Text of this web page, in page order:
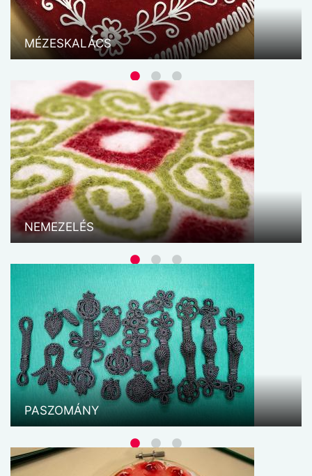
MÉZESKALÁCS
NEMEZELÉS
PASZOMÁNY
hagyománya volt. Ezt újítja meg, korszerűsíti és
saját tervei alapján készíti alkotónk. Többféle, a
hagyományból ismert mintát mutat be, ismertetve
a hordozó ...
SZÉPÍRÁS ÉS VÍZFESTÉS
A kalligráfia és az akvarell nem csupán művészeti
technikák – hanem egyfajta lelassulás, önkifejezés
és közös alkotás élménye. A kalligráfia a betűk
művészete: minden vonalnak súlya van, minden
ívnek ritmusa. Ahogy a tinta ...
VESSZŐFONÁS
A kosárfonás a fa megmunkálásának egyik
legősibb szerkezeti formája. Története a
legrégibb időkig nyúlik vissza és valamilyen
formában (az alapanyagtól függően) szinte minden
népnél jelen van.